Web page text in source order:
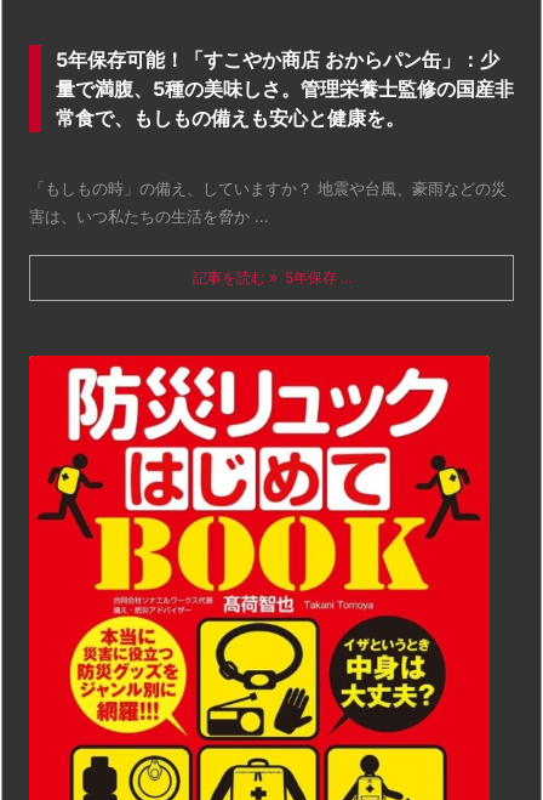
5年保存可能！「すこやか商店 おからパン缶」：少
量で満腹、5種の美味しさ。管理栄養士監修の国産非
常食で、もしもの備えも安心と健康を。
「もしもの時」の備え、していますか？ 地震や台風、豪雨などの災
害は、いつ私たちの生活を脅か ...
記事を読む 5年保存 ...